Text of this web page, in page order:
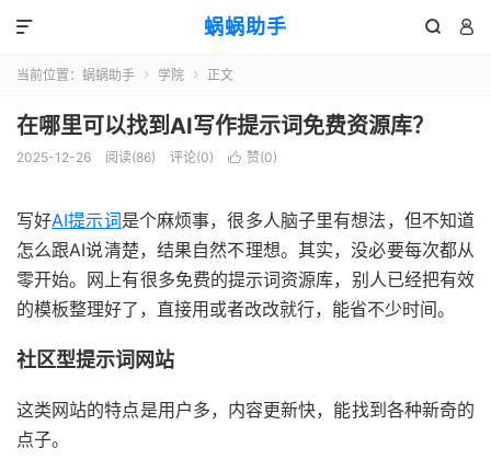
蜗蜗助手  

当前位置： 蜗蜗助手  学院  正文
在哪里可以找到AI写作提示词免费资源库？
2025-12-26 阅读(86) 评论(0)  赞(0)
写好AI提示词是个麻烦事，很多人脑子里有想法，但不知道
怎么跟AI说清楚，结果自然不理想。其实，没必要每次都从
零开始。网上有很多免费的提示词资源库，别人已经把有效
的模板整理好了，直接用或者改改就行，能省不少时间。
社区型提示词网站
这类网站的特点是用户多，内容更新快，能找到各种新奇的
点子。